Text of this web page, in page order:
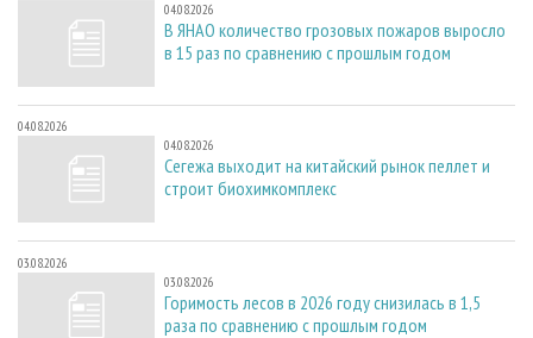
04.08.2026
В ЯНАО количество грозовых пожаров выросло
в 15 раз по сравнению с прошлым годом
04.08.2026
04.08.2026
Сегежа выходит на китайский рынок пеллет и
строит биохимкомплекс
03.08.2026
03.08.2026
Горимость лесов в 2026 году снизилась в 1,5
раза по сравнению с прошлым годом